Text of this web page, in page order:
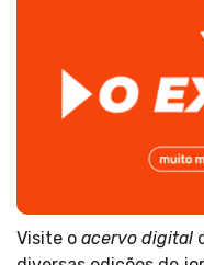
Visite o acervo digital